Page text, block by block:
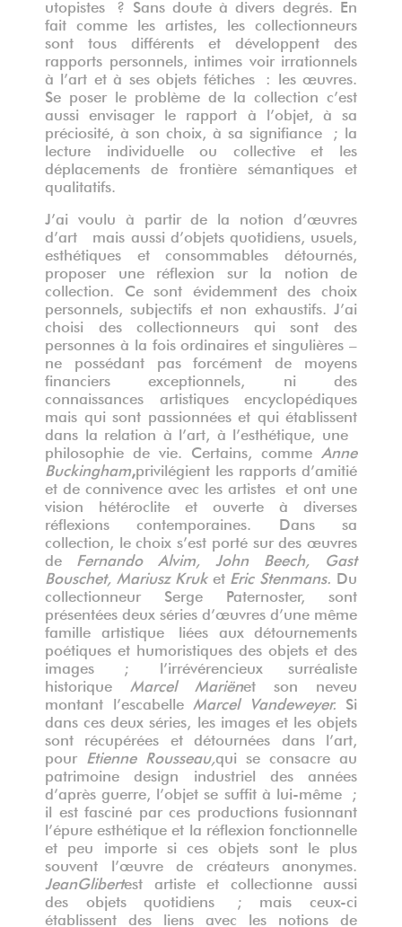
utopistes ? Sans doute à divers degrés. En
fait comme les artistes, les collectionneurs
sont tous différents et développent des
rapports personnels, intimes voir irrationnels
à l’art et à ses objets fétiches : les œuvres.
Se poser le problème de la collection c’est
aussi envisager le rapport à l’objet, à sa
préciosité, à son choix, à sa signifiance ; la
lecture individuelle ou collective et les
déplacements de frontière sémantiques et
qualitatifs.
J’ai voulu à partir de la notion d’œuvres
d’art mais aussi d’objets quotidiens, usuels,
esthétiques et consommables détournés,
proposer une réflexion sur la notion de
collection. Ce sont évidemment des choix
personnels, subjectifs et non exhaustifs. J’ai
choisi des collectionneurs qui sont des
personnes à la fois ordinaires et singulières –
ne possédant pas forcément de moyens
financiers exceptionnels, ni des
connaissances artistiques encyclopédiques
mais qui sont passionnées et qui établissent
dans la relation à l’art, à l’esthétique, une
philosophie de vie. Certains, comme Anne
Buckingham privilégient les rapports d’amitié
et de connivence avec les artistes et ont une
vision hétéroclite et ouverte à diverses
réflexions contemporaines. Dans sa
collection, le choix s’est porté sur des œuvres
de Fernando Alvim, John Beech, Gast
Bouschet, Mariusz Kruk et Eric Stenmans. Du
collectionneur Serge Paternoster, sont
présentées deux séries d’œuvres d’une même
famille artistique liées aux détournements
poétiques et humoristiques des objets et des
images ; l’irrévérencieux surréaliste
historique Marcel Mariënet son neveu
montant l’escabelle Marcel Vandeweyer. Si
dans ces deux séries, les images et les objets
sont récupérées et détournées dans l’art,
pour Etienne Rousseau, qui se consacre au
patrimoine design industriel des années
d’après guerre, l’objet se suffit à lui-même ;
il est fasciné par ces productions fusionnant
l’épure esthétique et la réflexion fonctionnelle
et peu importe si ces objets sont le plus
souvent l’œuvre de créateurs anonymes.
JeanGlibertest artiste et collectionne aussi
des objets quotidiens ; mais ceux-ci
établissent des liens avec les notions de